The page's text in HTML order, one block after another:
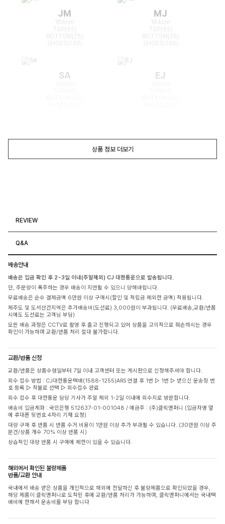
JM
166cm
TOP(55)
BOTTOM(25)
MJ
164cm
TOP(55)
BOTTOM(26)
SA EJ
상품 정보 더보기
REVIEW
Q&A
배송안내
배송은 입금 확인 후 2~3일 이내(주말제외) CJ 대한통운으로 발송됩니다.
단, 주문량이 폭주하는 경우 배송이 지연될 수 있으니 양해바랍니다.
무료배송은 순수 결제금액 6만원 이상 구매시(할인 및 적립금 제외한 금액) 적용됩니다.
제주도 및 도서산간지역은 추가배송비(도선료) 3,000원이 부과됩니다. (무료배송,교환/반품
시에도 도선료는 고객님 부담)
모든 배송 과정은 CCTV로 촬영 후 출고 진행되고 있어 상품을 고의적으로 훼손하시는 경우
확인이 가능하며 교환/반품 처리 절대 불가합니다.
교환/반품 신청
교환/반품은 상품수령일부터 7일 이내 고객센터 또는 게시판으로 신청해주셔야 합니다.
회수 접수 방법 : CJ대한통운택배(1588-1255)ARS 연결 후 1번 ▷ 1번 ▷ 받으신 운송장 번
호 등록 ▷ 착불로 선택 ▷ 회수접수 완료
회수 접수 후 대한통운 담당 기사가 주말 제외 1-2일 이내에 회수지로 방문합니다.
배송비 입금계좌 : 국민은행 512637-01-001048 / 예금주 : (주)클릭앤퍼니 (입금자명 옆
에 휴대폰 뒷번호 4자리 기재 요청)
대량 구매 후 반품 시 반품 수거 비용이 1만원 이상 추가 부과될 수 있습니다. (30만원 이상 주
문건/상품 개수 70% 이상 반품 시)
상습적인 대량 반품 시 구매에 제한이 있을 수 있습니다.
해외에서 확인된 불량제품
반품/교환 안내
국내에서 배송 받은 상품을 개인적으로 해외에 전달하신 후 불량제품으로 확인되었을 경우,
해당 제품이 클릭앤퍼니로 도착된 후에 교환/반품 처리가 가능하며, 클릭앤퍼니에서는 국내택
배비에 한해서 운송비를 부담 합니다